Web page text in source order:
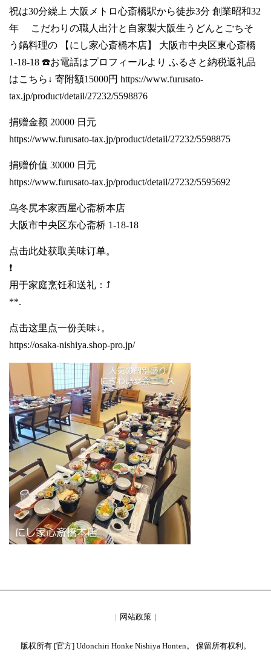
祝は30分繰上 大阪メトロ心斎橋駅から徒歩3分 創業昭和32
年 こだわりの職人出汁と自家製大阪生うどんとごちそ
う鍋料理の 【にし家心斎橋本店】 大阪市中央区東心斎橋
1-18-18 ☎️お電話はプロフィールより ふるさと納税返礼品
はこちら↓ 寄附額15000円 https://www.furusato-
tax.jp/product/detail/27232/5598876
捐赠金额 20000 日元
https://www.furusato-tax.jp/product/detail/27232/5598875
捐赠价值 30000 日元
https://www.furusato-tax.jp/product/detail/27232/5595692
乌冬尻本家西屋心斋桥本店
大阪市中央区东心斋桥 1-18-18
点击此处获取美味订单。
❗️
用于家庭烹饪和送礼：⤴️
**.
点击这里点一份美味↓。
https://osaka-nishiya.shop-pro.jp/
网站政策
版权所有 [官方] Udonchiri Honke Nishiya Honten。 保留所有权利。